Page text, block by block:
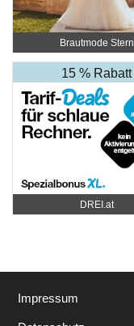
Brautmode Stern
15 % Rabatt
DREI.at
Impressum